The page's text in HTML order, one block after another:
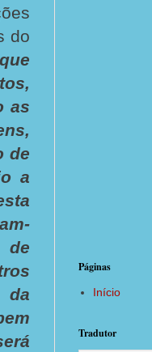
do
as
de
a
de
da
Páginas
Início
Tradutor